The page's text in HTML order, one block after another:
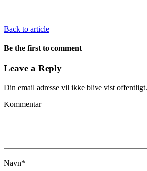
Back to article
Be the first to comment
Leave a Reply
Din email adresse vil ikke blive vist offentligt.
Kommentar
Navn*